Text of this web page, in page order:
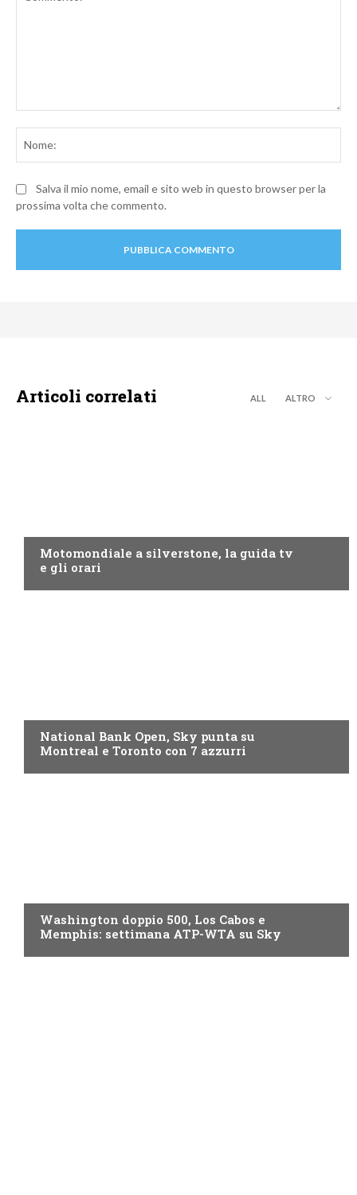
Salva il mio nome, email e sito web in questo browser per la
prossima volta che commento.
Articoli correlati ALL ALTRO
Motomondiale a silverstone, la guida tv
e gli orari
National Bank Open, Sky punta su
Montreal e Toronto con 7 azzurri
Washington doppio 500, Los Cabos e
Memphis: settimana ATP-WTA su Sky